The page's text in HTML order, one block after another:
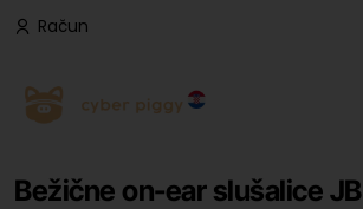
Račun
Bežične on-ear slušalice